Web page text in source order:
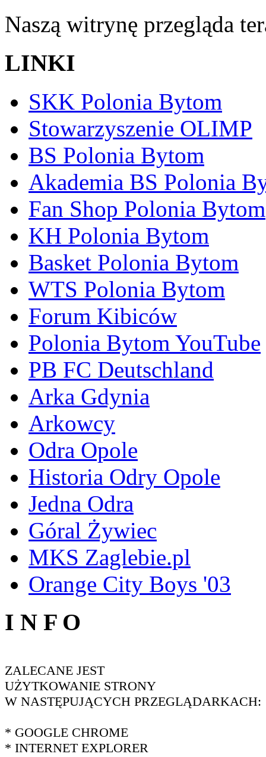
Naszą witrynę przegląda
LINKI
SKK Polonia Bytom
Stowarzyszenie OLIMP
BS Polonia Bytom
Akademia BS Polonia
Fan Shop Polonia Bytom
KH Polonia Bytom
Basket Polonia Bytom
WTS Polonia Bytom
Forum Kibiców
Polonia Bytom YouTube
PB FC Deutschland
Arka Gdynia
Arkowcy
Odra Opole
Historia Odry Opole
Jedna Odra
Góral Żywiec
MKS Zaglebie.pl
Orange City Boys '03
I N F O
ZALECANE JEST
UŻYTKOWANIE STRONY
W NASTĘPUJĄCYCH PRZEGLĄDARKACH:
* GOOGLE CHROME
* INTERNET EXPLORER